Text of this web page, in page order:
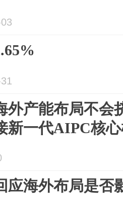
外产能布局不会
新一代AIPC核
应海外布局是否